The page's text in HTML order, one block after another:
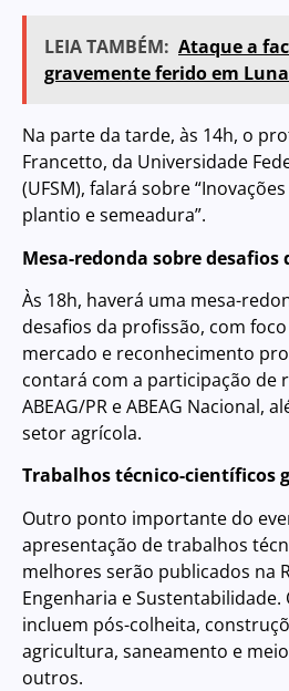
LEIA TAMBÉM: Ataque a
gravemente ferido em
Na parte da tarde, às 14h, o
Francetto, da Universidade
(UFSM), falará sobre
plantio e semeadura”.
Mesa-redonda sobre desafios
Às 18h, haverá uma mesa-
desafios da profissão, com
mercado e reconhecimento
contará com a participação de
ABEAG/PR e ABEAG Nacional,
setor agrícola.
Trabalhos técnico-científicos
Outro ponto importante do
apresentação de trabalhos
melhores serão publicados na
Engenharia e
incluem pós-colheita,
agricultura, saneamento e
outros.